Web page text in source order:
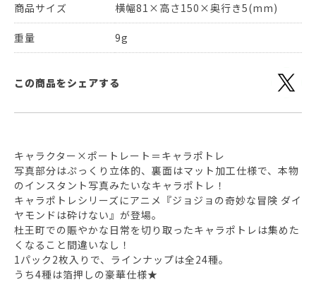
商品サイズ 横幅81×高さ150×奥行き5(mm)
重量 9g
この商品をシェアする
キャラクター×ポートレート＝キャラポトレ
写真部分はぷっくり立体的、裏面はマット加工仕様で、本物
のインスタント写真みたいなキャラポトレ！
キャラポトレシリーズにアニメ『ジョジョの奇妙な冒険 ダイ
ヤモンドは砕けない』が登場。
杜王町での賑やかな日常を切り取ったキャラポトレは集めた
くなること間違いなし！
1パック2枚入りで、ラインナップは全24種。
うち4種は箔押しの豪華仕様★